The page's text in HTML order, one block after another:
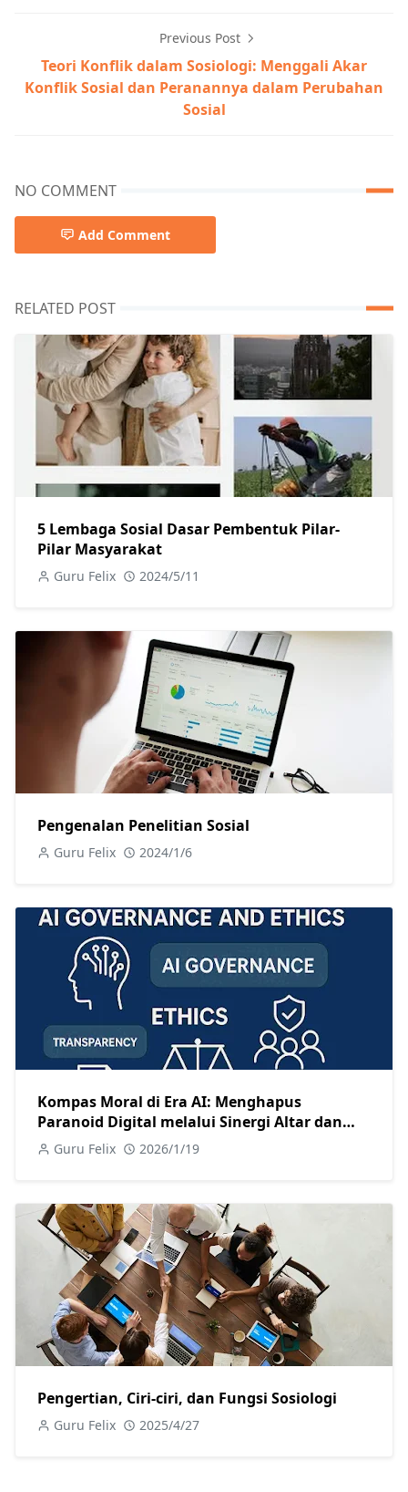
Previous Post
Teori Konflik dalam Sosiologi: Menggali Akar
Konflik Sosial dan Peranannya dalam Perubahan
Sosial
NO COMMENT
Add Comment
RELATED POST
5 Lembaga Sosial Dasar Pembentuk Pilar-
Pilar Masyarakat
Guru Felix 2024/5/11
Pengenalan Penelitian Sosial
Guru Felix 2024/1/6
Kompas Moral di Era AI: Menghapus
Paranoid Digital melalui Sinergi Altar dan
Laboratorium
Guru Felix 2026/1/19
Pengertian, Ciri-ciri, dan Fungsi Sosiologi
Guru Felix 2025/4/27